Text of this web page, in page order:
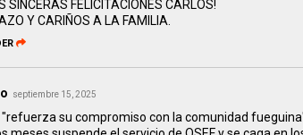
SINCERAS FELICITACIONES CARLOS!
Y CARIÑOS A LA FAMILIA.
septiembre 15, 2025
su compromiso con la comunidad